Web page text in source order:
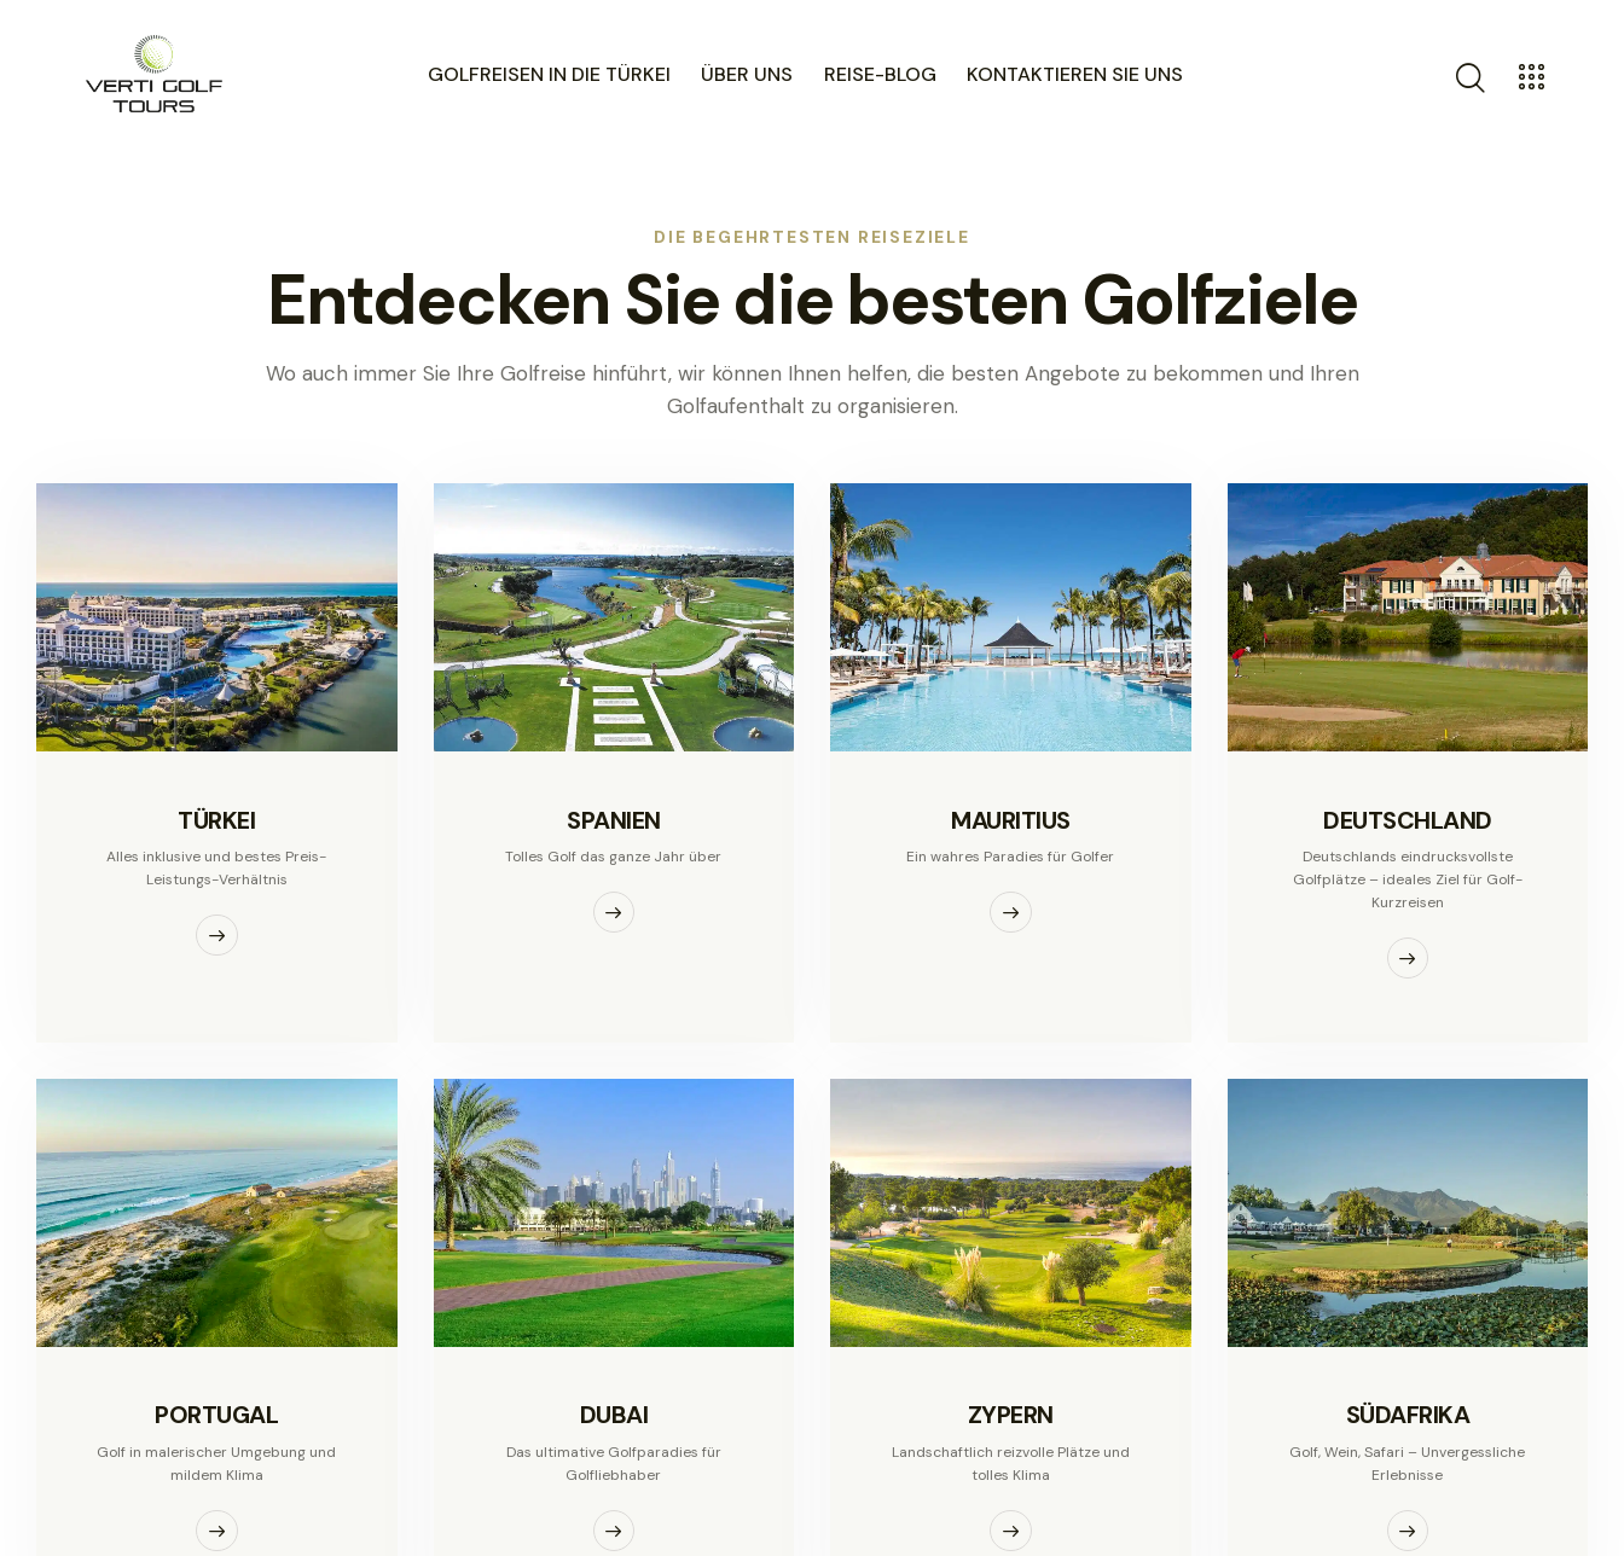
GOLFREISEN IN DIE TÜRKEI ÜBER UNS REISE-BLOG KONTAKTIEREN SIE UNS
DIE BEGEHRTESTEN REISEZIELE
Entdecken Sie die besten Golfziele
Wo auch immer Sie Ihre Golfreise hinführt, wir können Ihnen helfen, die besten Angebote zu bekommen und Ihren
Golfaufenthalt zu organisieren.
TÜRKEI
Alles inklusive und bestes Preis-
Leistungs-Verhältnis
SPANIEN
Tolles Golf das ganze Jahr über
MAURITIUS
Ein wahres Paradies für Golfer
DEUTSCHLAND
Deutschlands eindrucksvollste
Golfplätze – ideales Ziel für Golf-
Kurzreisen
PORTUGAL
Golf in malerischer Umgebung und
mildem Klima
DUBAI
Das ultimative Golfparadies für
Golfliebhaber
ZYPERN
Landschaftlich reizvolle Plätze und
tolles Klima
SÜDAFRIKA
Golf, Wein, Safari – Unvergessliche
Erlebnisse